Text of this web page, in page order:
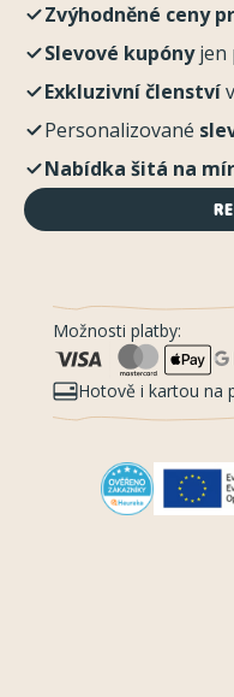
Zvýhodněné ceny
Slevové kupónyjen
Exkluzivní členství
Personalizované
Nabídka šitá na
Možnosti platby:
Hotově i kartou na